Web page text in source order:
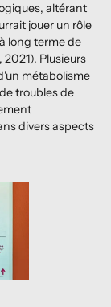
altérant
jouer un rôle
long terme de
Plusieurs
métabolisme
troubles de
divers aspects